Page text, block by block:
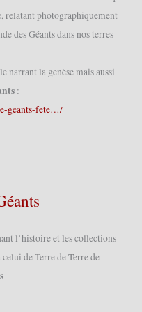
relatant photographiquement
des Géants dans nos terres
narrant la genèse mais aussi
:
geants-fete…/
l’histoire et les collections
de Terre de Terre de